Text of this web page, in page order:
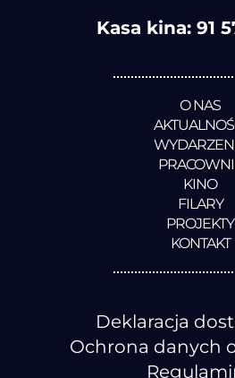
Kasa kina: 91
O NAS
KINO
FILARY
PROJEKTY
KONTAKT
Deklaracja
Ochrona danych